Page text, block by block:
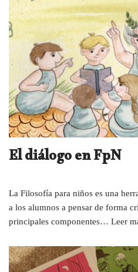
El diálogo en FpN
La Filosofía para niños es una
a los alumnos a pensar de forma
principales componentes… Leer